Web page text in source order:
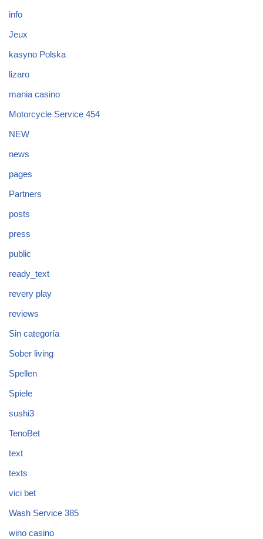
info
Jeux
kasyno Polska
lizaro
mania casino
Motorcycle Service 454
NEW
news
pages
Partners
posts
press
public
ready_text
revery play
reviews
Sin categoría
Sober living
Spellen
Spiele
sushi3
TenoBet
text
texts
vici bet
Wash Service 385
wino casino